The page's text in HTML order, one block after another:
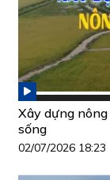
Xây dựng
sống
02/07/2026 18:23